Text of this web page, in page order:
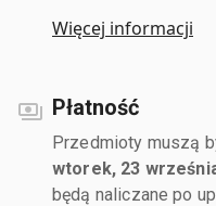
Więcej informacji
Płatność
Przedmioty muszą
wtorek, 23
będą naliczane po